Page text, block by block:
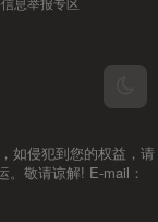
如侵犯到您的权益，请
敬请谅解! E-mail：